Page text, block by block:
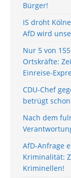
Bürger!
IS droht
AfD wird
Nur 5 von
Ortskräfte:
Einreise-
CDU-Chef
betrügt
Nach dem
AfD-Anfrage
Kriminalität:
Kriminellen!